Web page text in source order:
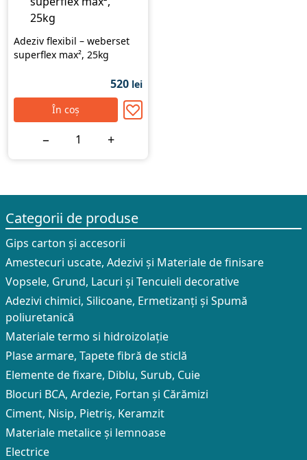
Adeziv flexibil – weberset
superflex max², 25kg
520 lei
În coș
− +
Categorii de produse
Gips carton și accesorii
Amestecuri uscate, Adezivi şi Materiale de finisare
Vopsele, Grund, Lacuri și Tencuieli decorative
Adezivi chimici, Silicoane, Ermetizanți și Spumă
poliuretanică
Materiale termo si hidroizolație
Plase armare, Tapete fibră de sticlă
Elemente de fixare, Diblu, Surub, Cuie
Blocuri BCA, Ardezie, Fortan și Cărămizi
Ciment, Nisip, Pietriș, Keramzit
Materiale metalice și lemnoase
Electrice